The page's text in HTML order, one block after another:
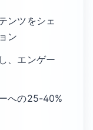
ンツをシェ
ン
、エンゲー
への25-40%